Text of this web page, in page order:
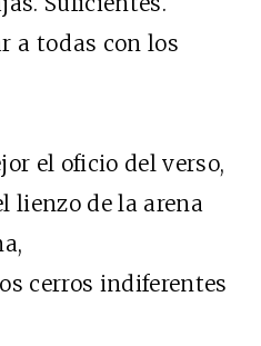
a todas con los
el oficio del verso,
de la arena
cerros indiferentes